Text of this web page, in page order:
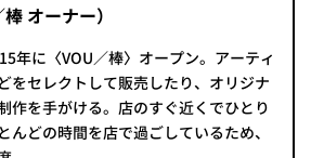
オーナー）
年に〈VOU／棒〉オープン。アーティ
をセレクトして販売したり、オリジナ
作を手がける。店のすぐ近くでひとり
んどの時間を店で過ごしているため、